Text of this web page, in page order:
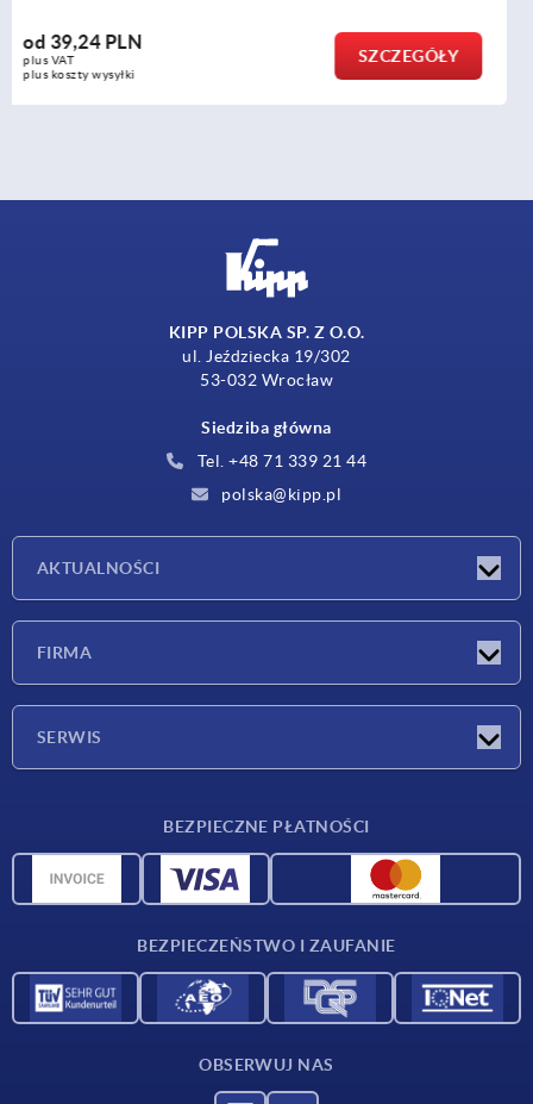
od16,49 PLN
plus VAT
plus koszty wysyłki
SZCZEGÓŁY
KIPP POLSKA SP. Z O.O.
ul. Jeździecka 19/302
53-032 Wrocław
Siedziba główna
Tel. +48 71 339 21 44
polska@kipp.pl
AKTUALNOŚCI
FIRMA
SERWIS
Dane CAD
BEZPIECZNE PŁATNOŚCI
BEZPIECZEŃSTWO I ZAUFANIE
OBSERWUJ NAS